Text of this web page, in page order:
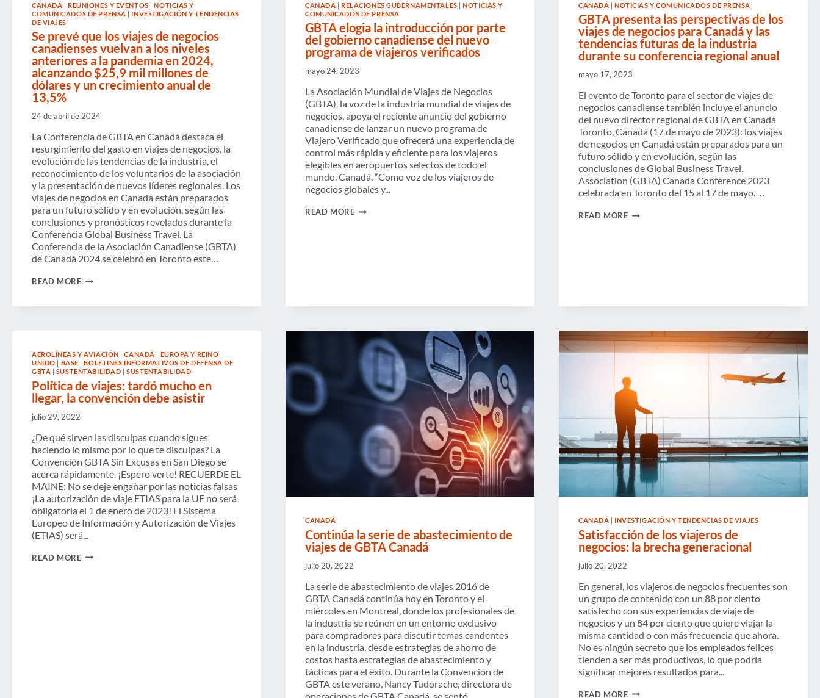
SUPERÓ
LOS
NIVELES
PREPANDEMIA
EN
2024,
PERO
LAS
PARA
2025
SE
VEN
ATENUADAS
POR
LA
INCERTIDUMBRE
DEL
MERCADO.
IMPULSADO
POR
LA
SOSTENIBILIDAD,
LA
INNOVACIÓN
LA
GLOBAL
CANADÁ |REUNIONES Y EVENTOS |NOTICIAS Y
COMUNICADOS DE PRENSA | INVESTIGACIÓN Y TENDENCIAS
DE VIAJES
Se prevé que los viajes de negocios
canadienses vuelvan a los niveles
anteriores a la pandemia en 2024,
alcanzando $25,9 mil millones de
dólares y un crecimiento anual de
13,5%
24 de abril de 2024
La Conferencia de GBTA en Canadá destaca el
resurgimiento del gasto en viajes de negocios, la
evolución de las tendencias de la industria, el
reconocimiento de los voluntarios de la asociación
y la presentación de nuevos líderes regionales. Los
viajes de negocios en Canadá están preparados
para un futuro sólido y en evolución, según las
conclusiones y pronósticos revelados durante la
Conferencia Global Business Travel. La
Conferencia de la Asociación Canadiense (GBTA)
de Canadá 2024 se celebró en Toronto este…
READ MORESE
LOS
VUELVAN
A
LOS
NIVELES
ANTERIORES
A
EN
2024,
ALCANZANDO
$25,9
MIL
MILLONES
DE
DÓLARES
Y
UN
CRECIMIENTO
13,5%
CANADÁ |RELACIONES GUBERNAMENTALES |NOTICIAS Y
COMUNICADOS DE PRENSA
GBTA elogia la introducción por parte
del gobierno canadiense del nuevo
programa de viajeros verificados
mayo 24, 2023
La Asociación Mundial de Viajes de Negocios
(GBTA), la voz de la industria mundial de viajes de
negocios, apoya el reciente anuncio del gobierno
canadiense de lanzar un nuevo programa de
Viajero Verificado que ofrecerá una experiencia de
control más rápida y eficiente para los viajeros
elegibles en aeropuertos selectos de todo el
mundo. Canadá. “Como voz de los viajeros de
negocios globales y...
READ MOREGBTA
NUEVO
VIAJEROS
VERIFICADOS
CANADÁ |NOTICIAS Y COMUNICADOS DE PRENSA
GBTA presenta las perspectivas de los
viajes de negocios para Canadá y las
tendencias futuras de la industria
durante su conferencia regional anual
mayo 17, 2023
El evento de Toronto para el sector de viajes de
negocios canadiense también incluye el anuncio
del nuevo director regional de GBTA en Canadá
Toronto, Canadá (17 de mayo de 2023): los viajes
de negocios en Canadá están preparados para un
futuro sólido y en evolución, según las
conclusiones de Global Business Travel.
Association (GBTA) Canada Conference 2023
celebrada en Toronto del 15 al 17 de mayo. …
READ MOREGBTA
LAS
TENDENCIAS
FUTURAS
INDUSTRIA
DURANTE
SU
CONFERENCIA
REGIONAL
ANUAL
AEROLÍNEAS Y AVIACIÓN |CANADÁ
EUROPA Y REINO
UNIDO
BASE |BOLETINES INFORMATIVOS DE DEFENSA DE
GBTA
SUSTENTABILIDAD |SUSTENTABILIDAD
Política de viajes: tardó mucho en
llegar, la convención debe asistir
julio 29, 2022
¿De qué sirven las disculpas cuando sigues
haciendo lo mismo por lo que te disculpas? La
Convención GBTA Sin Excusas en San Diego se
acerca rápidamente. ¡Espero verte! RECUERDE EL
MAINE: No se deje engañar por las noticias falsas
¡La autorización de viaje ETIAS para la UE no será
obligatoria el 1 de enero de 2023! El Sistema
Europeo de Información y Autorización de Viajes
(ETIAS) será...
READ MOREPOLÍTICA
CANADÁ
Continúa la serie de abastecimiento de
viajes de GBTA Canadá
julio 20, 2022
La serie de abastecimiento de viajes 2016 de
GBTA Canadá continúa hoy en Toronto y el
miércoles en Montreal, donde los profesionales de
la industria se reúnen en un entorno exclusivo
para compradores para discutir temas candentes
en la industria, desde estrategias de ahorro de
costos hasta estrategias de abastecimiento y
tácticas para el éxito. Durante la Convención de
GBTA este verano, Nancy Tudorache, directora de
operaciones de GBTA Canadá, se sentó...
CANADÁ INVESTIGACIÓN Y TENDENCIAS DE VIAJES
Satisfacción de los viajeros de
negocios: la brecha generacional
julio 20, 2022
En general, los viajeros de negocios frecuentes son
un grupo de contenido con un 88 por ciento
satisfecho con sus experiencias de viaje de
negocios y un 84 por ciento que quiere viajar la
misma cantidad o con más frecuencia que ahora.
No es ningún secreto que los empleados felices
tienden a ser más productivos, lo que podría
significar mejores resultados para...
READ MORESATISFACCIÓN